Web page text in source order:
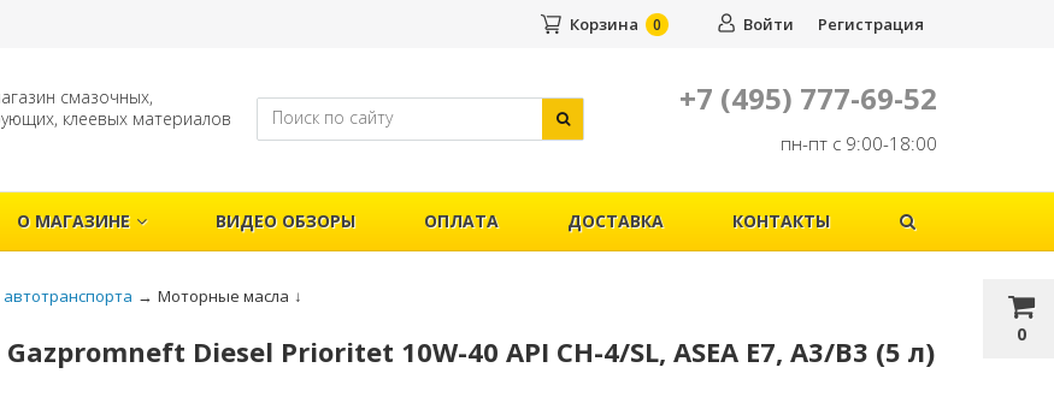
0
Войти Регистрация
Корзина 0
смазочных,
клеевых материалов
+7 (495) 777-69-52
пн-пт с 9:00-18:00
О МАГАЗИНЕ ВИДЕО ОБЗОРЫ ОПЛАТА ДОСТАВКА КОНТАКТЫ
→ Моторные масла ↓
Diesel Prioritet 10W-40 API CH-4/SL, ASEA E7, A3/B3 (5 л)